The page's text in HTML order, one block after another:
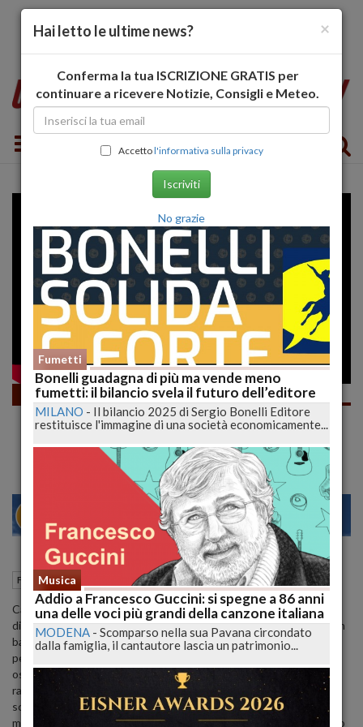
Toggle navigation
Fumetti
CLONE O NON CLONE? ADOU è l’Akira che
ci meritiamo oggi #shorts | lucadeejay
28 30
Fumetti L'Aquila (AQ) 12 Febbraio 2022 11:45
Cari Lettori, in un Giappone futuristico e globalizzato, durante i
disordini causati da una rivolta, la giovane e sfrontata Riko salva un
bambino che stava per essere travolto da un camion. Il piccolo,
però, caparbiamente piantato in mezzo alla strada, è chiuso in un
ostinato mutismo. Ritrovandolo in giro all’uscita dal lavoro, la
ragazza decide di accompagnarlo alla stazione di polizia, dove
scoprirà che la sua identità è avvolta nel mistero... Da quel
momento ha inizio un’escalation di eventi tanto inspiegabili quanto
×
Hai letto le ultime news?
Conferma la tua ISCRIZIONE GRATIS per
continuare a ricevere Notizie, Consigli e Meteo.
Accettol'informativa sulla privacy
Iscriviti
No grazie
Fumetti
Bonelli guadagna di più ma vende meno
fumetti: il bilancio svela il futuro dell’editore
MILANO - Il bilancio 2025 di Sergio Bonelli Editore
restituisce l'immagine di una società economicamente...
Musica
Addio a Francesco Guccini: si spegne a 86 anni
una delle voci più grandi della canzone italiana
MODENA - Scomparso nella sua Pavana circondato
dalla famiglia, il cantautore lascia un patrimonio...